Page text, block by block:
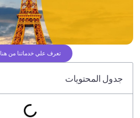
تعرف علي خدماتنا من هنا
جدول المحتويات